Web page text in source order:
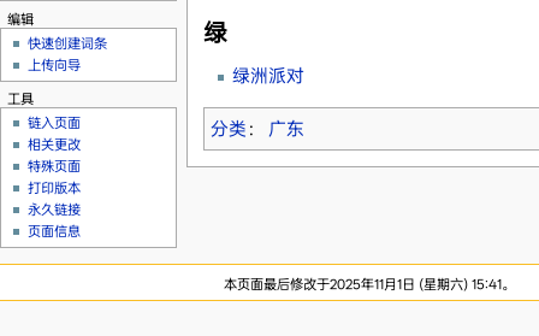
绿
绿洲派对
分类 ： 广东
编辑
快速创建词条
上传向导
工具
链入页面
相关更改
特殊页面
打印版本
永久链接
页面信息
本页面最后修改于2025年11月1日 (星期六) 15:41。